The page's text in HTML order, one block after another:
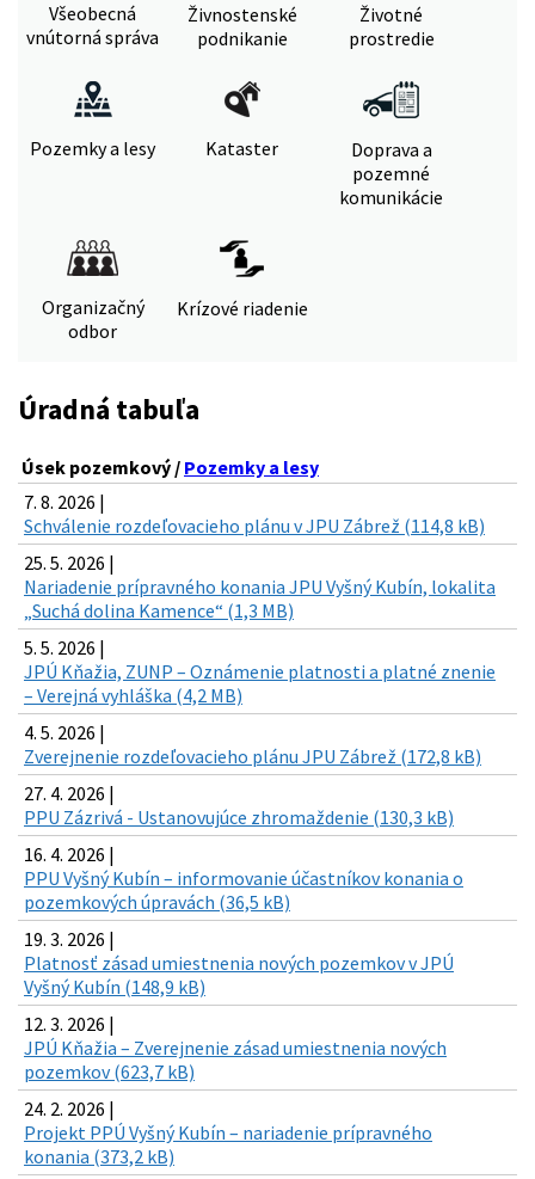
Všeobecná
vnútorná správa
Živnostenské
podnikanie
Životné
prostredie
Pozemky a lesy Kataster
Doprava a
pozemné
komunikácie
Organizačný
odbor
Krízové riadenie
Úradná tabuľa
Úsek pozemkový / Pozemky a lesy
7. 8. 2026 |
Schválenie rozdeľovacieho plánu v JPU Zábrež (114,8 kB)
25. 5. 2026 |
Nariadenie prípravného konania JPU Vyšný Kubín, lokalita
„Suchá dolina Kamence“ (1,3 MB)
5. 5. 2026 |
JPÚ Kňažia, ZUNP – Oznámenie platnosti a platné znenie
– Verejná vyhláška (4,2 MB)
4. 5. 2026 |
Zverejnenie rozdeľovacieho plánu JPU Zábrež (172,8 kB)
27. 4. 2026 |
PPU Zázrivá - Ustanovujúce zhromaždenie (130,3 kB)
16. 4. 2026 |
PPU Vyšný Kubín – informovanie účastníkov konania o
pozemkových úpravách (36,5 kB)
19. 3. 2026 |
Platnosť zásad umiestnenia nových pozemkov v JPÚ
Vyšný Kubín (148,9 kB)
12. 3. 2026 |
JPÚ Kňažia – Zverejnenie zásad umiestnenia nových
pozemkov (623,7 kB)
24. 2. 2026 |
Projekt PPÚ Vyšný Kubín – nariadenie prípravného
konania (373,2 kB)